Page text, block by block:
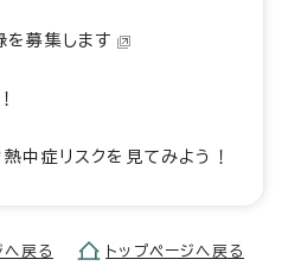
募集します
中症リスクを見てみよう！
へ戻る トップページへ戻る